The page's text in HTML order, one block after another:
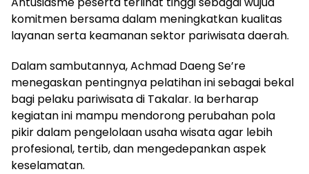
komitmen bersama dalam meningkatkan kualitas
layanan serta keamanan sektor pariwisata daerah.
Dalam sambutannya, Achmad Daeng Se’re
menegaskan pentingnya pelatihan ini sebagai bekal
bagi pelaku pariwisata di Takalar. Ia berharap
kegiatan ini mampu mendorong perubahan pola
pikir dalam pengelolaan usaha wisata agar lebih
profesional, tertib, dan mengedepankan aspek
keselamatan.